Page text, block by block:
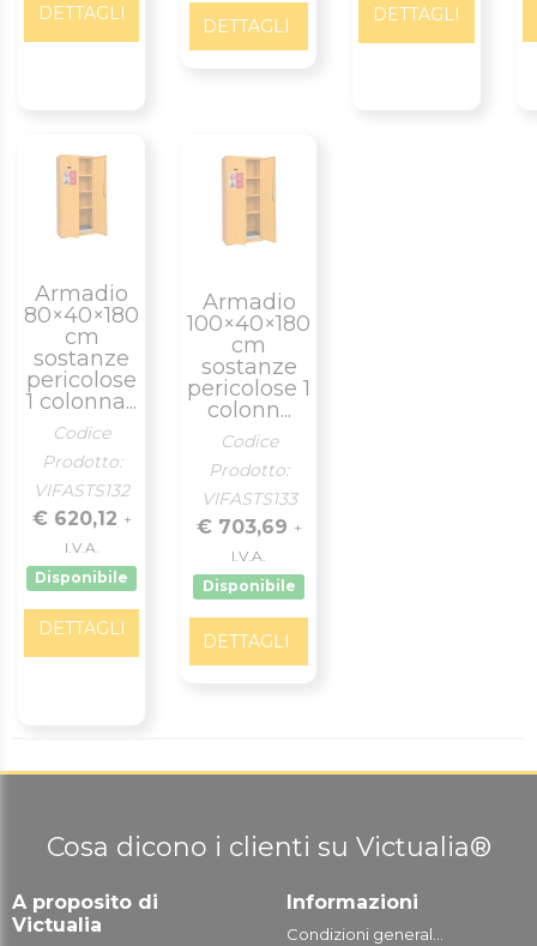
DETTAGLI
DETTAGLI
DETTAGLI
Armadio
80×40×180
cm
sostanze
pericolose
1 colonna...
Codice
Prodotto:
VIFASTS132
€ 620,12 +
I.V.A.
Disponibile
DETTAGLI
Armadio
100×40×180
cm
sostanze
pericolose 1
colonn...
Codice
Prodotto:
VIFASTS133
€ 703,69 +
I.V.A.
Disponibile
DETTAGLI
Cosa dicono i clienti su Victualia®
A proposito di
Victualia
Informazioni
Condizioni general...